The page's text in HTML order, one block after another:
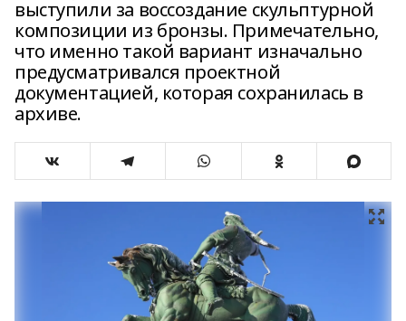
выступили за воссоздание скульптурной
композиции из бронзы. Примечательно,
что именно такой вариант изначально
предусматривался проектной
документацией, которая сохранилась в
архиве.